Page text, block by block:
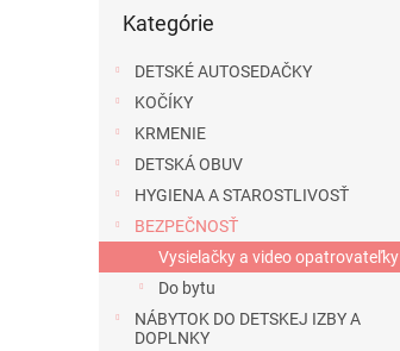
kategórie
Kategórie
DETSKÉ AUTOSEDAČKY
KOČÍKY
KRMENIE
DETSKÁ OBUV
HYGIENA A STAROSTLIVOSŤ
BEZPEČNOSŤ
Vysielačky a video opatrovateľky
Do bytu
NÁBYTOK DO DETSKEJ IZBY A
DOPLNKY